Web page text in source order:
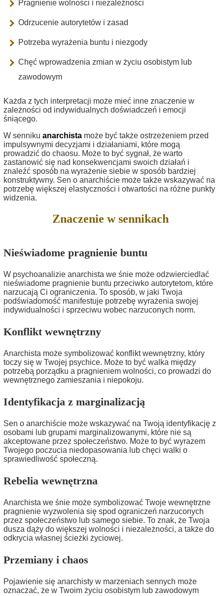
Pragnienie wolności i niezależności
Odrzucenie autorytetów i zasad
Potrzeba wyrażenia buntu i niezgody
Chęć wprowadzenia zmian w życiu osobistym lub
zawodowym
Każda z tych interpretacji może mieć inne znaczenie w
zależności od indywidualnych doświadczeń i emocji
śniącego.
W senniku anarchista może być także ostrzeżeniem przed
impulsywnymi decyzjami i działaniami, które mogą
prowadzić do chaosu. Może to być sygnał, że warto
zastanowić się nad konsekwencjami swoich działań i
znaleźć sposób na wyrażenie siebie w sposób bardziej
konstruktywny. Sen o anarchiście może także wskazywać na
potrzebę większej elastyczności i otwartości na różne punkty
widzenia.
Znaczenie w sennikach
Nieświadome pragnienie buntu
W psychoanalizie anarchista we śnie może odzwierciedlać
nieświadome pragnienie buntu przeciwko autorytetom, które
narzucają Ci ograniczenia. To sposób, w jaki Twoja
podświadomość manifestuje potrzebę wyrażenia swojej
indywidualności i sprzeciwu wobec narzuconych norm.
Konflikt wewnętrzny
Anarchista może symbolizować konflikt wewnętrzny, który
toczy się w Twojej psychice. Może to być walka między
potrzebą porządku a pragnieniem wolności, co prowadzi do
wewnętrznego zamieszania i niepokoju.
Identyfikacja z marginalizacją
Sen o anarchiście może wskazywać na Twoją identyfikację z
osobami lub grupami marginalizowanymi, które nie są
akceptowane przez społeczeństwo. Może to być wyrazem
Twojego poczucia niedopasowania lub chęci walki o
sprawiedliwość społeczną.
Rebelia wewnętrzna
Anarchista we śnie może symbolizować Twoje wewnętrzne
pragnienie wyzwolenia się spod ograniczeń narzuconych
przez społeczeństwo lub samego siebie. To znak, że Twoja
dusza dąży do większej wolności i niezależności, a także do
odkrycia własnej ścieżki życiowej.
Przemiany i chaos
Pojawienie się anarchisty w marzeniach sennych może
oznaczać, że w Twoim życiu osobistym lub zawodowym